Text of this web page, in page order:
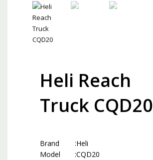
Heli Reach
Truck CQD20
Brand :Heli
Model
:CQD20